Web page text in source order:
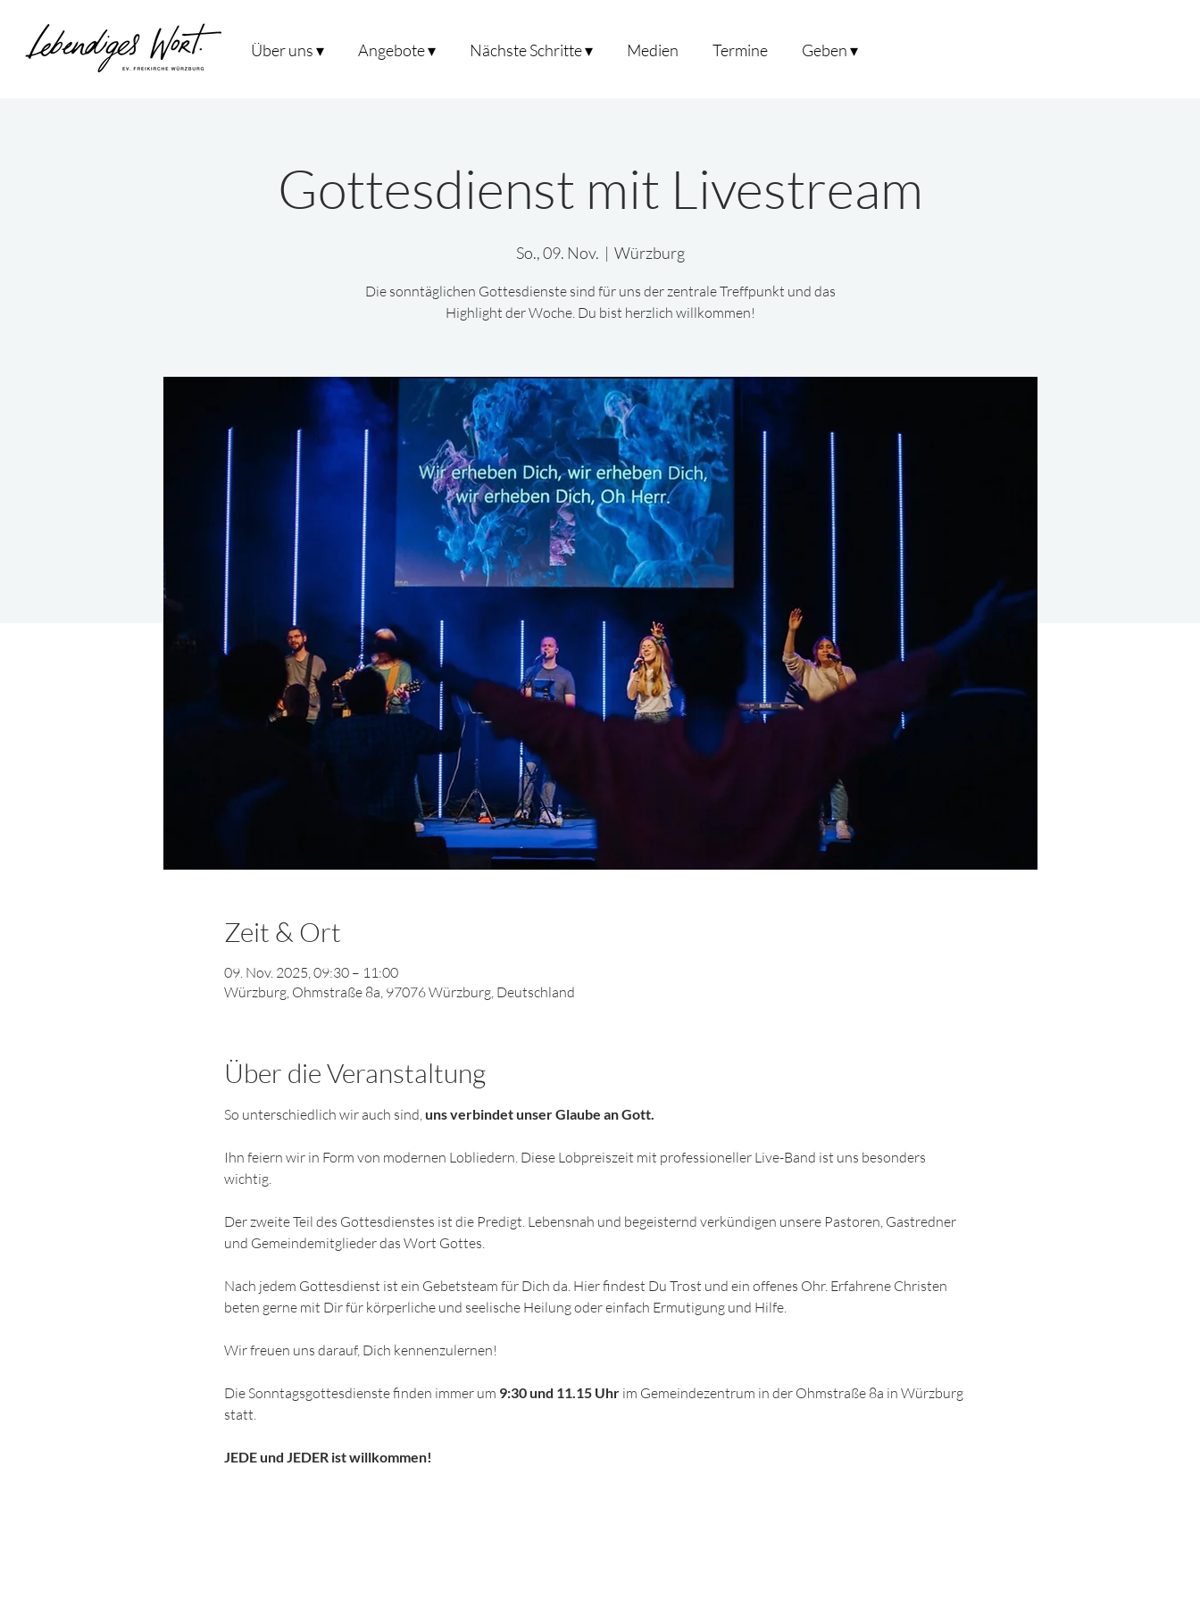
Über uns ▾ Angebote ▾ Nächste Schritte ▾ Medien Termine Geben ▾
Gottesdienst mit Livestream
So., 09. Nov.
  |
Würzburg
Die sonntäglichen Gottesdienste sind für uns der zentrale Treffpunkt und das
Highlight der Woche. Du bist herzlich willkommen!
Zeit & Ort
09. Nov. 2025, 09:30 – 11:00
Würzburg, Ohmstraße 8a, 97076 Würzburg, Deutschland
Über die Veranstaltung
So unterschiedlich wir auch sind, uns verbindet unser Glaube an Gott.
Ihn feiern wir in Form von modernen Lobliedern. Diese Lobpreiszeit mit professioneller Live-Band ist uns besonders
wichtig.
Der zweite Teil des Gottesdienstes ist die Predigt. Lebensnah und begeisternd verkündigen unsere Pastoren, Gastredner
und Gemeindemitglieder das Wort Gottes.
Nach jedem Gottesdienst ist ein Gebetsteam für Dich da. Hier findest Du Trost und ein offenes Ohr. Erfahrene Christen
beten gerne mit Dir für körperliche und seelische Heilung oder einfach Ermutigung und Hilfe.
Wir freuen uns darauf, Dich kennenzulernen!
Die Sonntagsgottesdienste finden immer um 9:30 und 11.15 Uhr im Gemeindezentrum in der Ohmstraße 8a in Würzburg
statt.
JEDE und JEDER ist willkommen!